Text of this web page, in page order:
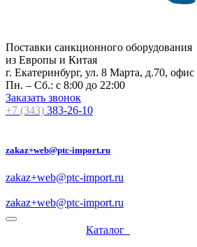
Поставки санкционного оборудования
из Европы и Китая
г. Екатеринбург, ул. 8 Марта, д.70, офис
Пн. – Сб.: с 8:00 до 22:00
Заказать звонок
+7 (343) 383-26-10
zakaz+web@ptc-import.ru
zakaz+web@ptc-import.ru
zakaz+web@ptc-import.ru
Каталог